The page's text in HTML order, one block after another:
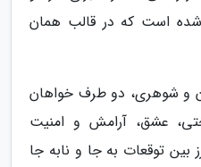
است که در قالب همان
و شوهری، دو طرف خواهان
عشق، آرامش و امنیت
بین توقعات به جا و نابه جا